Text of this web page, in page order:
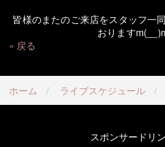
皆様のまたのご来店をスタッフ一
おります
戻る
ホーム ライブスケジュール
スポンサードリ